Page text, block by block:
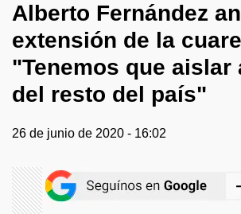
Alberto Fernández
extensión de la
"Tenemos que aislar
del resto del país"
26 de junio de 2020 - 16:02